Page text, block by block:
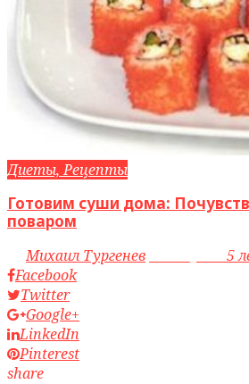
Диеты, Рецепты
Готовим суши дома:
поваром
byМихаил Тургенев
5
Facebook
Twitter
Google+
LinkedIn
Pinterest
share